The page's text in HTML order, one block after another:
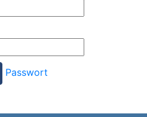
Passwort